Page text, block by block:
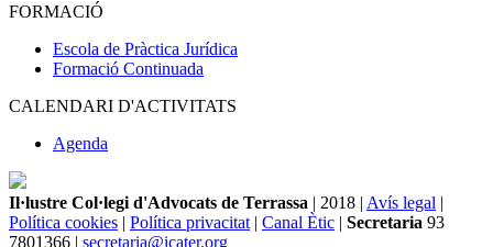
FORMACIÓ
Escola de Pràctica Jurídica
Formació Continuada
CALENDARI D'ACTIVITATS
Agenda
Il·lustre Col·legi d'Advocats de Terrassa | 2018 | Avís legal |
Política cookies | Política privacitat | Canal Ètic | Secretaria 93
7801366 | secretaria@icater.org